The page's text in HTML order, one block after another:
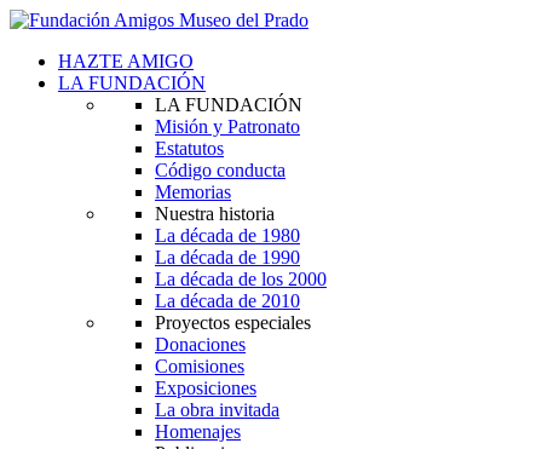
HAZTE AMIGO
LA FUNDACIÓN
LA FUNDACIÓN
Misión y Patronato
Estatutos
Código conducta
Memorias
Nuestra historia
La década de 1980
La década de 1990
La década de los 2000
La década de 2010
Proyectos especiales
Donaciones
Comisiones
Exposiciones
La obra invitada
Homenajes